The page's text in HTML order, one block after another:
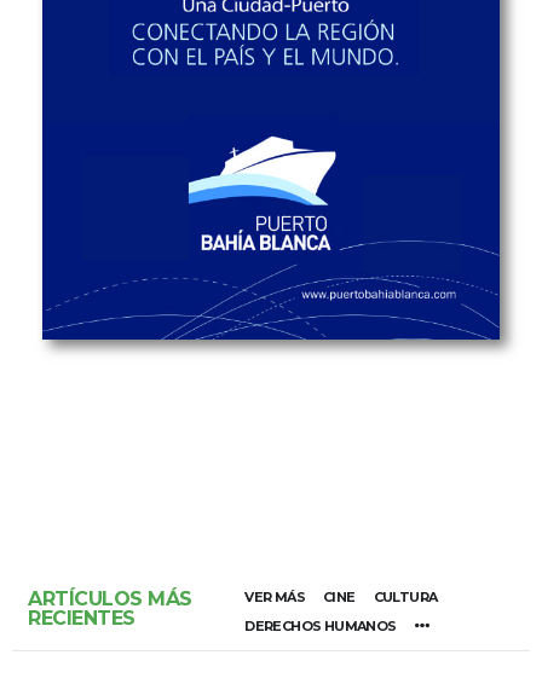
ARTÍCULOS MÁS
RECIENTES
VER MÁS CINE
CULTURA
DERECHOS HUMANOS